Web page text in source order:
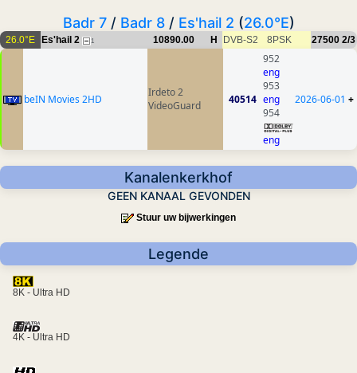
Badr 7/ Badr 8/ Es'hail 2 (26.0°E)
26.0°E Es'hail 2 1 10890.00 H DVB-S2 8PSK 27500 2/3
beIN Movies 2HD
Irdeto 2
VideoGuard
40514
952
eng
953
eng
954
eng
2026-06-01 +
Kanalenkerkhof
GEEN KANAAL GEVONDEN
Stuur uw bijwerkingen
Legende
8K - Ultra HD
4K - Ultra HD